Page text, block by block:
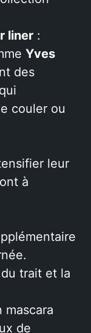
liner :
Yves
des
couler ou
leur
à
trait et la
mascara
de